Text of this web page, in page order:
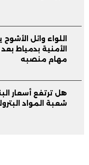
اللواء وائل
الأمنية بدمياط
مهام منصبه
هل ترتفع أسعار
شعبة المواد